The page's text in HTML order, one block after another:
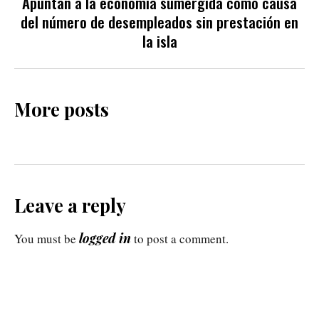
del número de desempleados sin prestación en
la isla
More posts
Leave a reply
You must be logged in to post a comment.